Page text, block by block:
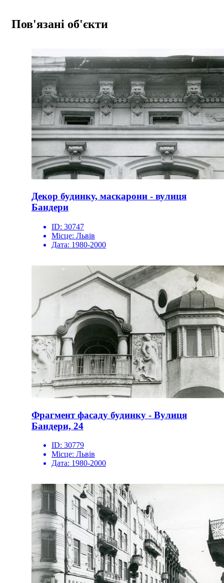
Пов'язані об'єкти
Декор будинку, маскарони - вулиця
Бандери
ID: 30747
Місце: Львів
Дата: 1980-2000
Фрагмент фасаду будинку - Вулиця
Бандери, 24
ID: 30779
Місце: Львів
Дата: 1980-2000